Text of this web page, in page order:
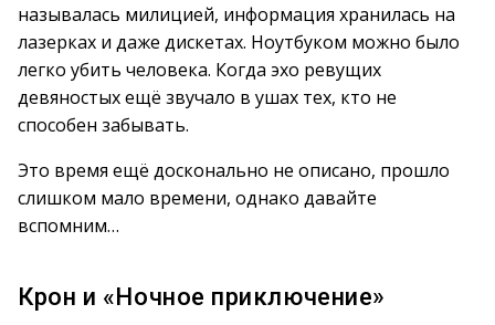
называлась милицией, информация хранилась на
лазерках и даже дискетах. Ноутбуком можно было
легко убить человека. Когда эхо ревущих
девяностых ещё звучало в ушах тех, кто не
способен забывать.
Это время ещё досконально не описано, прошло
слишком мало времени, однако давайте
вспомним…
Крон и «Ночное приключение»